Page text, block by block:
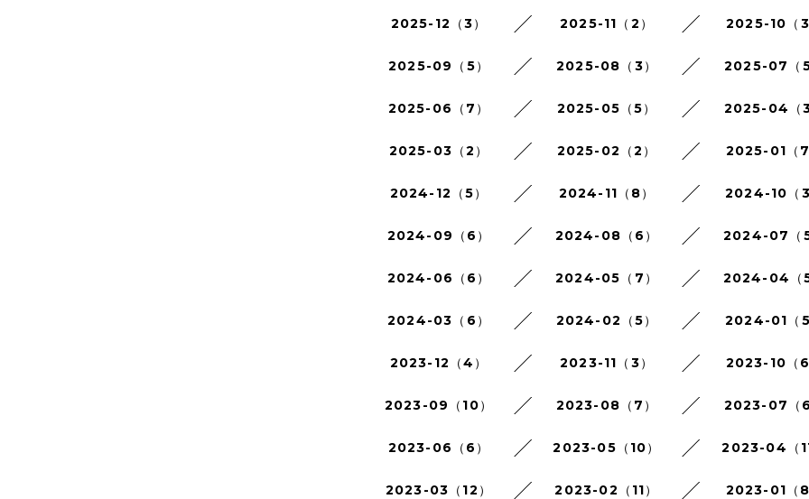
2025-12（3） 2025-11（2） 2025-10（3
2025-09（5） 2025-08（3） 2025-07（5
2025-06（7） 2025-05（5） 2025-04（3
2025-03（2） 2025-02（2） 2025-01（7
2024-12（5） 2024-11（8） 2024-10（3
2024-09（6） 2024-08（6） 2024-07（5
2024-06（6） 2024-05（7） 2024-04（5
2024-03（6） 2024-02（5） 2024-01（5
2023-12（4） 2023-11（3） 2023-10（6
2023-09（10） 2023-08（7） 2023-07（6
2023-06（6） 2023-05（10） 2023-04（11
2023-03（12） 2023-02（11） 2023-01（8